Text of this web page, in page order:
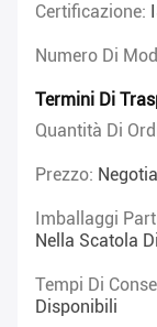
Certificazione:
Numero Di
Termini Di
Quantità Di
Prezzo:
Imballaggi
Nella Scatola
Tempi Di
Disponibili